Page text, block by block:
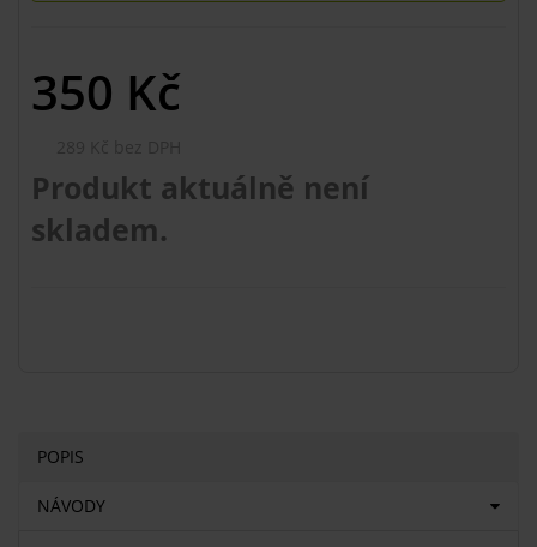
350 Kč
Produkt aktuálně není
skladem.
POPIS
NÁVODY